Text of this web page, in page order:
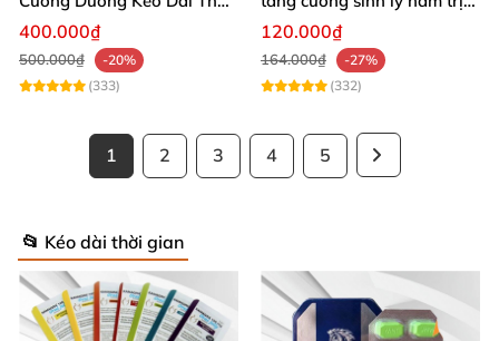
Gian
400.000₫
500.000₫
-20%
(333)
xuất tinh sớm hiệu quả
120.000₫
164.000₫
-27%
(332)
1 2 3 4 5
📂 Kéo dài thời gian